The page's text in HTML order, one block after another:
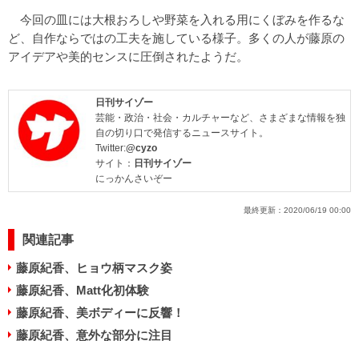
今回の皿には大根おろしや野菜を入れる用にくぼみを作るな
ど、自作ならではの工夫を施している様子。多くの人が藤原の
アイデアや美的センスに圧倒されたようだ。
日刊サイゾー
芸能・政治・社会・カルチャーなど、さまざまな情報を独
自の切り口で発信するニュースサイト。
Twitter:@cyzo
サイト： 日刊サイゾー
にっかんさいぞー
最終更新： 2020/06/19 00:00
関連記事
藤原紀香、ヒョウ柄マスク姿
藤原紀香、Matt化初体験
藤原紀香、美ボディーに反響！
藤原紀香、意外な部分に注目